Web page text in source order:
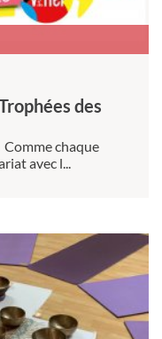
des
chaque
avec l...